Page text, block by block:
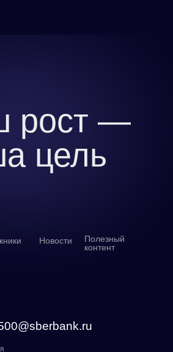
рост —
цель
Новости
Полезный
контент